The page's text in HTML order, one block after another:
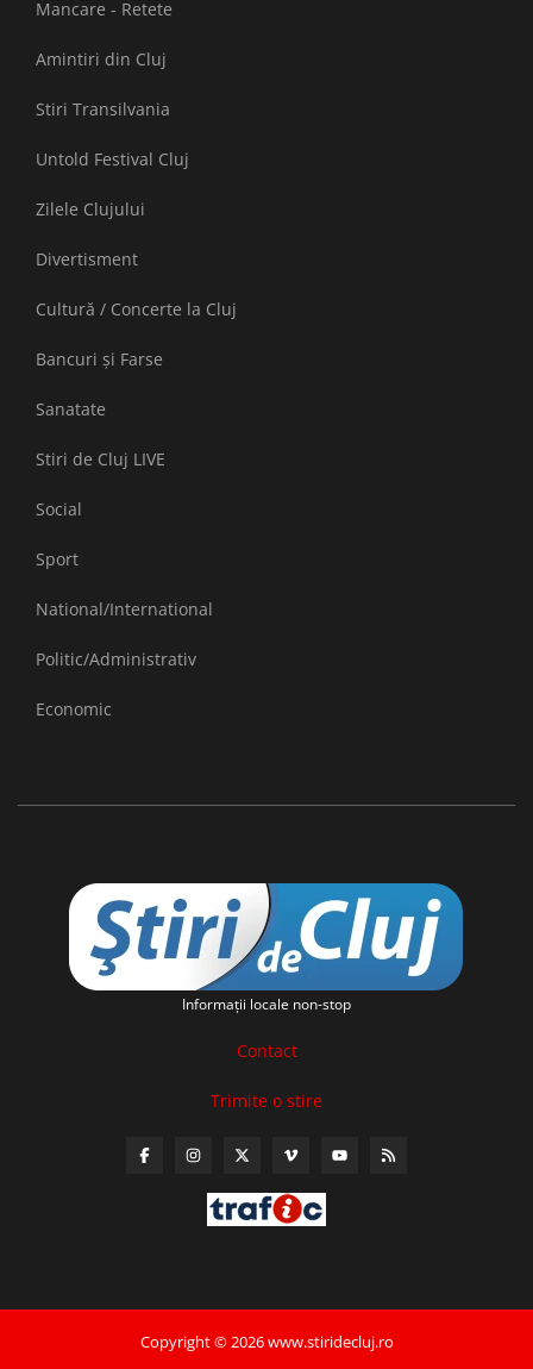
Mancare - Retete
Amintiri din Cluj
Stiri Transilvania
Untold Festival Cluj
Zilele Clujului
Divertisment
Cultură / Concerte la Cluj
Bancuri și Farse
Sanatate
Stiri de Cluj LIVE
Social
Sport
National/International
Politic/Administrativ
Economic
Informaţii locale non-stop
Contact
Trimite o stire
Copyright © 2026 www.stiridecluj.ro